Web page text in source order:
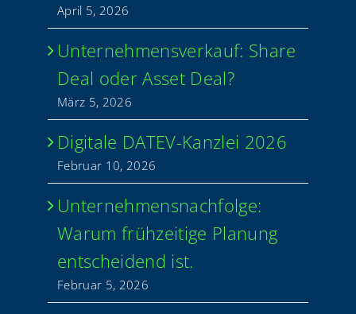
April 5, 2026
Unter­neh­mens­ver­kauf: Share
Deal oder Asset Deal?
März 5, 2026
Digi­ta­le DATEV-Kan­z­­lei 2026
Febru­ar 10, 2026
Unter­neh­mens­nach­fol­ge:
War­um früh­zei­ti­ge Pla­nung
ent­schei­dend ist.
Febru­ar 5, 2026